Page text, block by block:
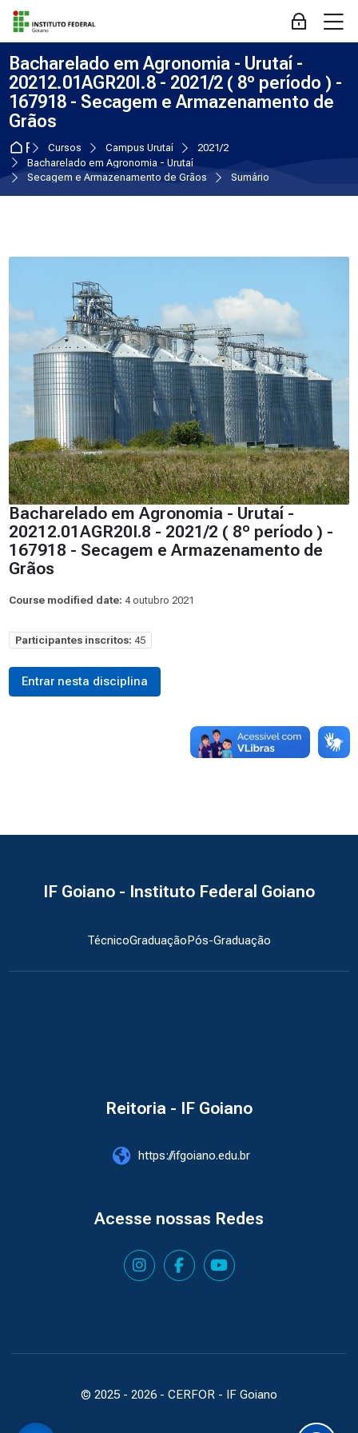
Skip to navigation
Skip to login form
Ir para o conteúdo principal
Skip to accessibility options
Skip to footer
Skip accessibility options
Acessar
Bacharelado em Agronomia - Urutaí -
20212.01AGR20I.8 - 2021/2 ( 8º período ) -
167918 - Secagem e Armazenamento de
Grãos
Página inicial
Cursos Campus Urutaí
2021/2
Bacharelado em Agronomia - Urutaí
Secagem e Armazenamento de Grãos
Sumário
Bacharelado em Agronomia - Urutaí -
20212.01AGR20I.8 - 2021/2 ( 8º período ) -
167918 - Secagem e Armazenamento de
Grãos
Course modified date: 4 outubro 2021
Participantes inscritos: 45
Entrar nesta disciplina
IF Goiano - Instituto Federal Goiano
TécnicoGraduaçãoPós-Graduação
Reitoria - IF Goiano
https://ifgoiano.edu.br
Acesse nossas Redes
© 2025 - 2026 - CERFOR - IF Goiano